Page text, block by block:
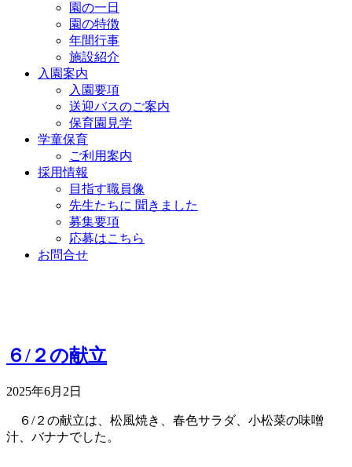
園の一日
園の特徴
年間行事
施設紹介
入園案内
入園要項
送迎バスのご案内
保育園見学
学童保育
ご利用案内
採用情報
目指す職員像
先生たちに 聞きました
募集要項
応募はこちら
お問合せ
６/２の献立
2025年6月2日
６/２の献立は、松風焼き、春色サラダ、小松菜の味噌
汁、バナナでした。